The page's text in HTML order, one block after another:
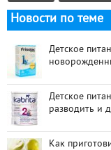
Новости по теме
Детское
Детское
разводить и
Как